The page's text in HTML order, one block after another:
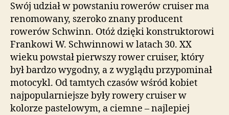
Swój udział w powstaniu rowerów cruiser ma
renomowany, szeroko znany producent
rowerów Schwinn. Otóż dzięki konstruktorowi
Frankowi W. Schwinnowi w latach 30. XX
wieku powstał pierwszy rower cruiser, który
był bardzo wygodny, a z wyglądu przypominał
motocykl. Od tamtych czasów wśród kobiet
najpopularniejsze były rowery cruiser w
kolorze pastelowym, a ciemne – najlepiej